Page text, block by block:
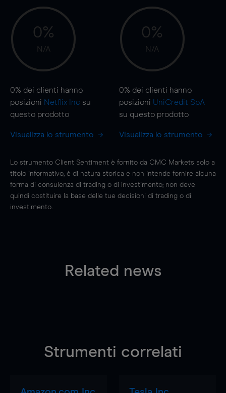
0%
N/A
0% dei clienti hanno
posizioni Netflix Inc su
questo prodotto
Visualizza lo strumento
0%
N/A
0% dei clienti hanno
posizioni UniCredit SpA
su questo prodotto
Visualizza lo strumento
Lo strumento Client Sentiment è fornito da CMC Markets solo a
titolo informativo, è di natura storica e non intende fornire alcuna
forma di consulenza di trading o di investimento; non deve
quindi costituire la base delle tue decisioni di trading o di
investimento.
Related news
Strumenti correlati